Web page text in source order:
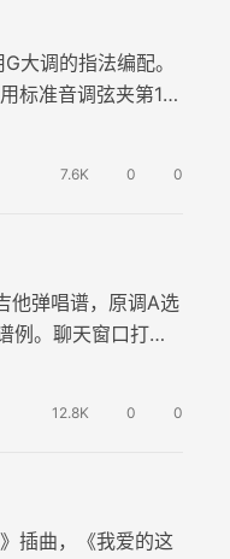
大调的指法编配。
标准音调弦夹第1品
7.6K 0 0
他弹唱谱，原调A选
例。聊天窗口打不
12.8K 0 0
插曲，《我爱的这